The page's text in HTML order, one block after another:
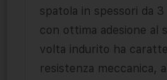
spatola in spessori da
con ottima adesione al
volta indurito ha
resistenza meccanica,